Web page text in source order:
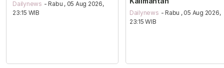
Dailynews - Rabu , 05 Aug 2026,
23:15 WIB
Dailynews - Rabu , 05 Aug 2026,
23:15 WIB